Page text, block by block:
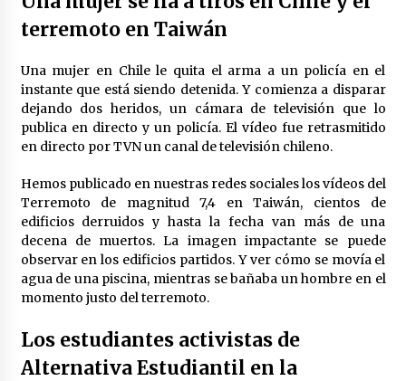
terremoto en Taiwán
Una mujer en Chile le quita el arma a un policía en el
instante que está siendo detenida. Y comienza a disparar
dejando dos heridos, un cámara de televisión que lo
publica en directo y un policía. El vídeo fue retrasmitido
en directo por TVN un canal de televisión chileno.
Hemos publicado en nuestras redes sociales los vídeos del
Terremoto de magnitud 7,4 en Taiwán, cientos de
edificios derruidos y hasta la fecha van más de una
decena de muertos. La imagen impactante se puede
observar en los edificios partidos. Y ver cómo se movía el
agua de una piscina, mientras se bañaba un hombre en el
momento justo del terremoto.
Los estudiantes activistas de
Alternativa Estudiantil en la